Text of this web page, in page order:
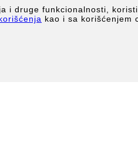
i druge funkcionalnosti,
kao i sa korišćenjem